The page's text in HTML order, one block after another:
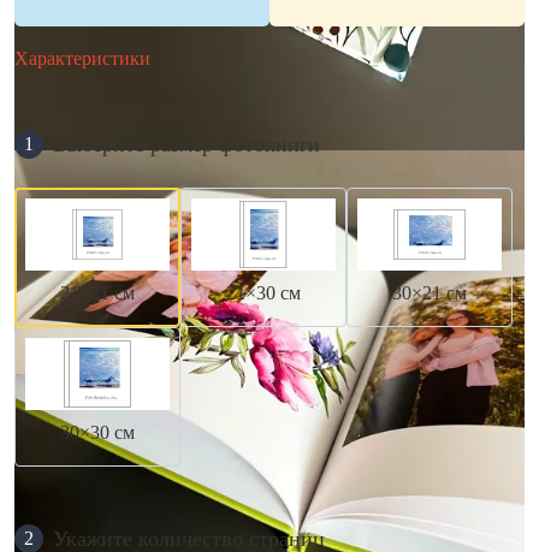
Характеристики
1 Выберите размер фотокниги
21×21 см 21×30 см 30×21 см
30×30 см
2 Укажите количество страниц